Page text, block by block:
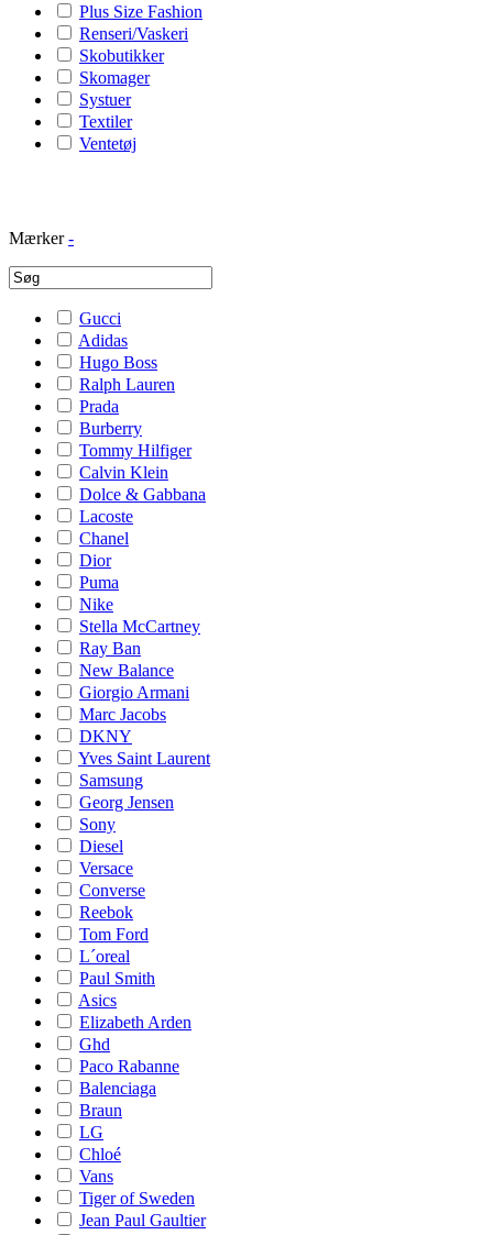
Plus Size Fashion
Renseri/Vaskeri
Skobutikker
Skomager
Systuer
Textiler
Ventetøj
Mærker -
Gucci
Adidas
Hugo Boss
Ralph Lauren
Prada
Burberry
Tommy Hilfiger
Calvin Klein
Dolce & Gabbana
Lacoste
Chanel
Dior
Puma
Nike
Stella McCartney
Ray Ban
New Balance
Giorgio Armani
Marc Jacobs
DKNY
Yves Saint Laurent
Samsung
Georg Jensen
Sony
Diesel
Versace
Converse
Reebok
Tom Ford
L´oreal
Paul Smith
Asics
Elizabeth Arden
Ghd
Paco Rabanne
Balenciaga
Braun
LG
Chloé
Vans
Tiger of Sweden
Jean Paul Gaultier